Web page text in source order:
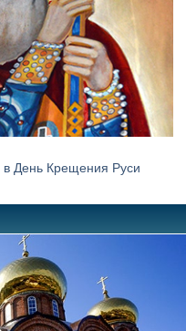
День Крещения Руси